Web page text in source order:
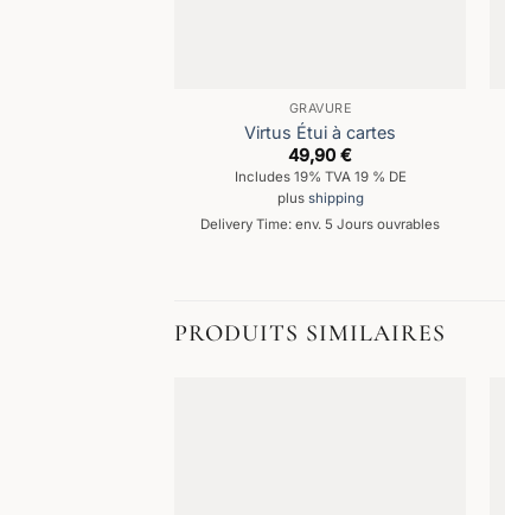
GRAVURE
Virtus Étui à cartes
49,90€
Includes 19% TVA 19 % DE
plus shipping
Delivery Time: env. 5 Jours ouvrables
PRODUITS SIMILAIRES